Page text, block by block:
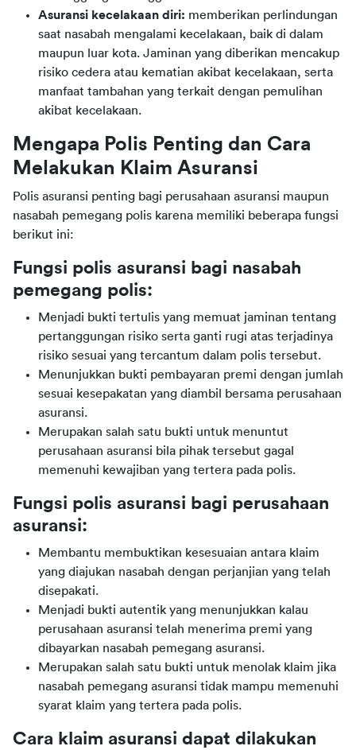
Asuransi kecelakaan diri: memberikan perlindungan
saat nasabah mengalami kecelakaan, baik di dalam
maupun luar kota. Jaminan yang diberikan mencakup
risiko cedera atau kematian akibat kecelakaan, serta
manfaat tambahan yang terkait dengan pemulihan
akibat kecelakaan.
Mengapa Polis Penting dan Cara
Melakukan Klaim Asuransi
Polis asuransi penting bagi perusahaan asuransi maupun
nasabah pemegang polis karena memiliki beberapa fungsi
berikut ini:
Fungsi polis asuransi bagi nasabah
pemegang polis:
Menjadi bukti tertulis yang memuat jaminan tentang
pertanggungan risiko serta ganti rugi atas terjadinya
risiko sesuai yang tercantum dalam polis tersebut.
Menunjukkan bukti pembayaran premi dengan jumlah
sesuai kesepakatan yang diambil bersama perusahaan
asuransi.
Merupakan salah satu bukti untuk menuntut
perusahaan asuransi bila pihak tersebut gagal
memenuhi kewajiban yang tertera pada polis.
Fungsi polis asuransi bagi perusahaan
asuransi:
Membantu membuktikan kesesuaian antara klaim
yang diajukan nasabah dengan perjanjian yang telah
disepakati.
Menjadi bukti autentik yang menunjukkan kalau
perusahaan asuransi telah menerima premi yang
dibayarkan nasabah pemegang asuransi.
Merupakan salah satu bukti untuk menolak klaim jika
nasabah pemegang asuransi tidak mampu memenuhi
syarat klaim yang tertera pada polis.
Cara klaim asuransi dapat dilakukan